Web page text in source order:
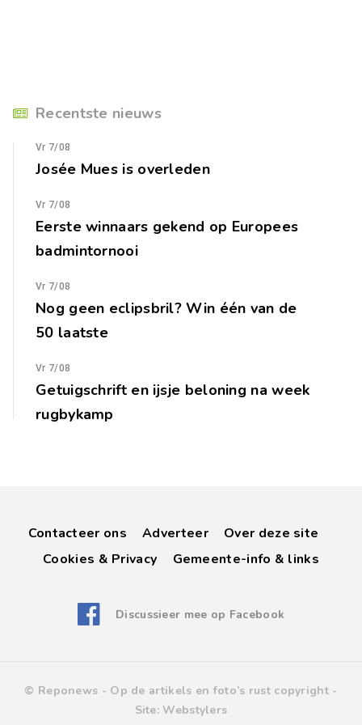
Recentste nieuws
Vr 7/08
Josée Mues is overleden
Vr 7/08
Eerste winnaars gekend op Europees
badmintornooi
Vr 7/08
Nog geen eclipsbril? Win één van de
50 laatste
Vr 7/08
Getuigschrift en ijsje beloning na week
rugbykamp
Contacteer ons Adverteer
Over deze site
Cookies & Privacy
Gemeente-info & links
Discussieer mee op Facebook
© Reponews - Op de artikels en foto’s rust copyright -
Site: Webstylers